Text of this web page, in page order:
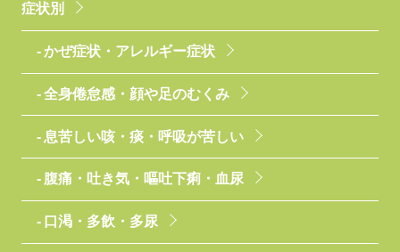
症状別
かぜ症状・アレルギー症状
全身倦怠感・顔や足のむくみ
息苦しい咳・痰・呼吸が苦しい
腹痛・吐き気・嘔吐下痢・血尿
口渇・多飲・多尿